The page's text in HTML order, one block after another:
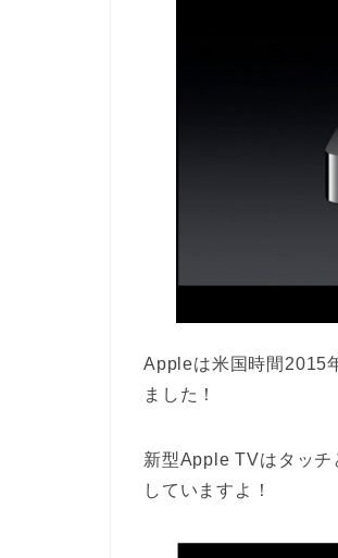
Appleは米国時間2015
ました！
新型Apple TVはタッチ
していますよ！